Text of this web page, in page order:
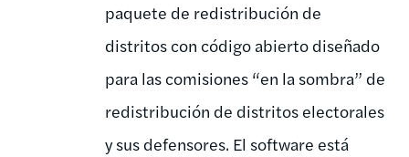
paquete de redistribución de
distritos con código abierto diseñado
para las comisiones “en la sombra” de
redistribución de distritos electorales
y sus defensores. El software está